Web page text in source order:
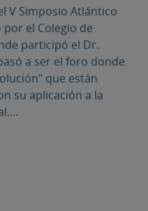
V Simposio Atlántico
el Colegio de
participó el Dr.
a ser el foro donde
que están
su aplicación a la